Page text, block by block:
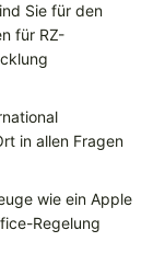
Sie für den
für RZ-
in allen Fragen
wie ein Apple
Regelung